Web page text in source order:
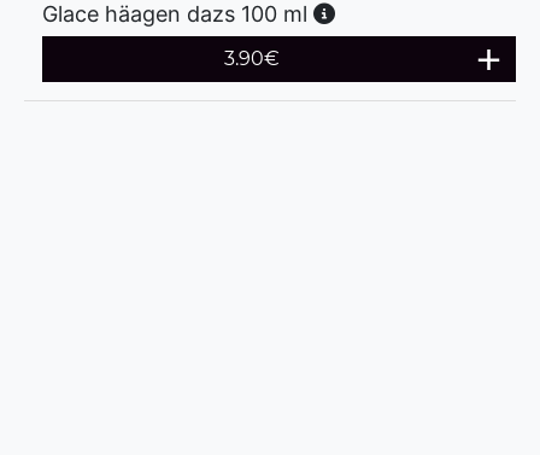
Glace häagen dazs 100 ml
3.90€